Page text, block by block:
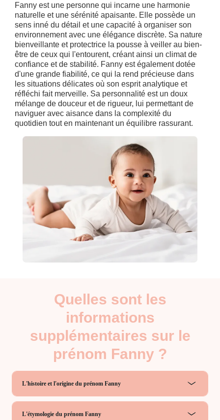
Fanny est une personne qui incarne une harmonie
naturelle et une sérénité apaisante. Elle possède un
sens inné du détail et une capacité à organiser son
environnement avec une élégance discrète. Sa nature
bienveillante et protectrice la pousse à veiller au bien-
être de ceux qui l'entourent, créant ainsi un climat de
confiance et de stabilité. Fanny est également dotée
d'une grande fiabilité, ce qui la rend précieuse dans
les situations délicates où son esprit analytique et
réfléchi fait merveille. Sa personnalité est un doux
mélange de douceur et de rigueur, lui permettant de
naviguer avec aisance dans la complexité du
quotidien tout en maintenant un équilibre rassurant.
Quelles sont les
informations
supplémentaires sur le
prénom Fanny ?
L'histoire et l'origine du prénom Fanny
L'étymologie du prénom Fanny